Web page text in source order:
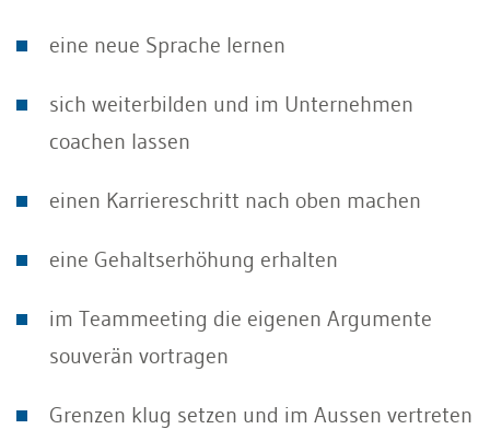
eine neue Sprache lernen
sich weiterbilden und im Unternehmen
coachen lassen
einen Karriereschritt nach oben machen
eine Gehaltserhöhung erhalten
im Teammeeting die eigenen Argumente
souverän vortragen
Grenzen klug setzen und im Aussen vertreten